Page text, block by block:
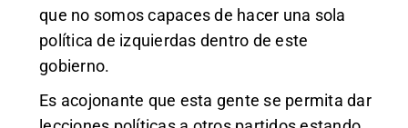
que no somos capaces de hacer una sola
política de izquierdas dentro de este
gobierno.
Es acojonante que esta gente se permita dar